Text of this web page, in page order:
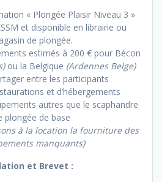
« Plongée Plaisir Niveau 3 »
et disponible en librairie ou
de plongée.
estimés à 200 € pour Bécon
ou la Belgique (Ardennes Belge)
entre les participants
et d’hébergements
autres que le scaphandre
plongée de base
à la location la fourniture des
manquants)
et Brevet :